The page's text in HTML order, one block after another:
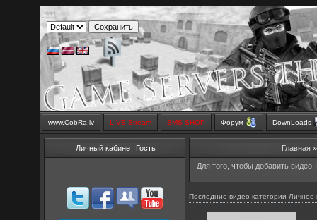
www.CobRa.lv LIVE Stream SMS SHOP Форум DownLoads
Личный кабинет Гость Главная
Для того, чтобы добавить
Последние видео категории Личное